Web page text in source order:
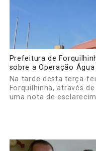
Prefeitura de
sobre a Operação
Na tarde desta terça-
Forquilhinha, através
uma nota de